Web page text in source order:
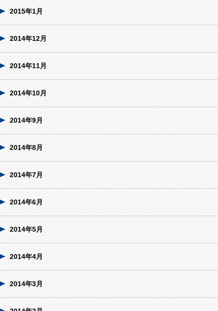
2015年1月
2014年12月
2014年11月
2014年10月
2014年9月
2014年8月
2014年7月
2014年6月
2014年5月
2014年4月
2014年3月